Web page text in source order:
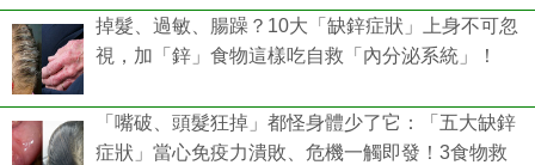
掉髮、過敏、腸躁？10大「缺鋅症狀」上身不可忽
視，加「鋅」食物這樣吃自救「內分泌系統」！
「嘴破、頭髮狂掉」都怪身體少了它：「五大缺鋅
症狀」當心免疫力潰敗、危機一觸即發！3食物救